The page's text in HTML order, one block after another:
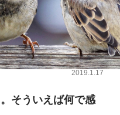
2019.1.17
そういえば何で感